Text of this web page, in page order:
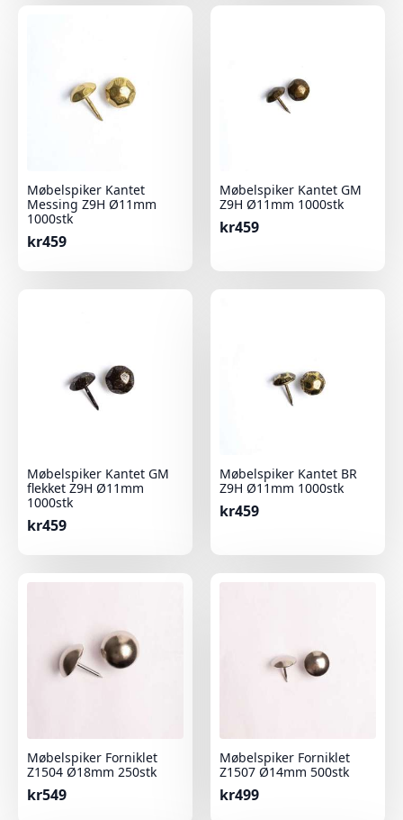
Møbelspiker Kantet
Messing Z9H Ø11mm
1000stk
kr459
Møbelspiker Kantet GM
Z9H Ø11mm 1000stk
kr459
Møbelspiker Kantet GM
flekket Z9H Ø11mm
1000stk
kr459
Møbelspiker Kantet BR
Z9H Ø11mm 1000stk
kr459
Møbelspiker Forniklet
Z1504 Ø18mm 250stk
kr549
Møbelspiker Forniklet
Z1507 Ø14mm 500stk
kr499